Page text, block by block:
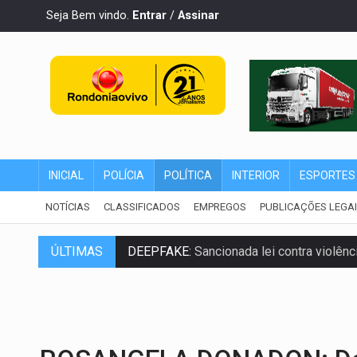
Seja Bem vindo. Entrar / Assinar
INICIAL POLÍCIA POLÍTICA INTERIOR ESPORTES
NOTÍCIAS CLASSIFICADOS EMPREGOS PUBLICAÇÕES
ÚLTIMAS
DEEPFAKE:Sancionada lei contra
COLEGIADO:Brasil e Rússia discutem